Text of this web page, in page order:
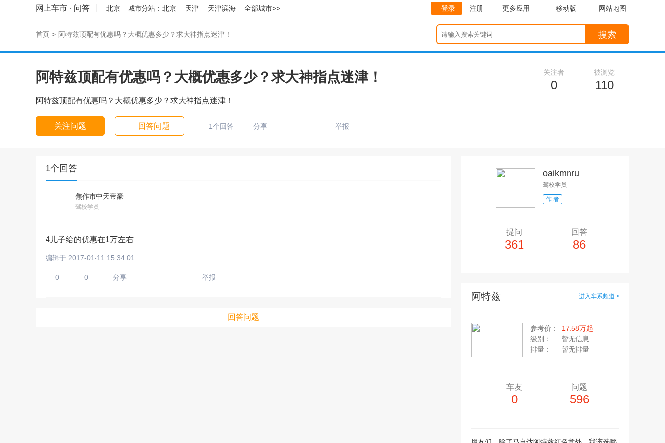
网上车市 · 问答 北京 城市分站： 北京 天津 天津滨海 全部城市>> 登录 注册 更多应用 移动版 网站地图
首页 > 阿特兹顶配有优惠吗？大概优惠多少？求大神指点迷津！ 搜索
阿特兹顶配有优惠吗？大概优惠多少？求大神指点迷津！
阿特兹顶配有优惠吗？大概优惠多少？求大神指点迷津！
关注问题 回答问题 1个回答 分享 举报
被浏览
110
关注者
0
1个回答
焦作市中天帝豪
驾校学员
4儿子给的优惠在1万左右
编辑于 2017-01-11 15:34:01
0 0 分享 举报
回答问题
oaikmnru
驾校学员
作 者
提问
361
回答
86
阿特兹 进入车系频道 >
参考价：
17.58万起
级别：
暂无信息
排量：
暂无排量
车友
0
问题
596
请输入视频地址，目前暂时只支持优酷
上传视频最多10个，单个视频小于200M